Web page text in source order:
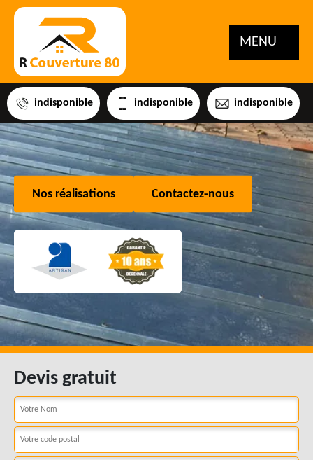
MENU
indisponible indisponible indisponible
Nos réalisations Contactez-nous
Devis gratuit